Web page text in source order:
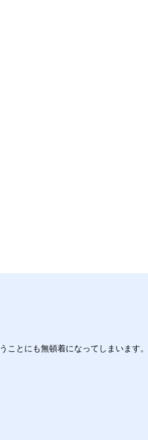
とにも無頓着になってしまいます。